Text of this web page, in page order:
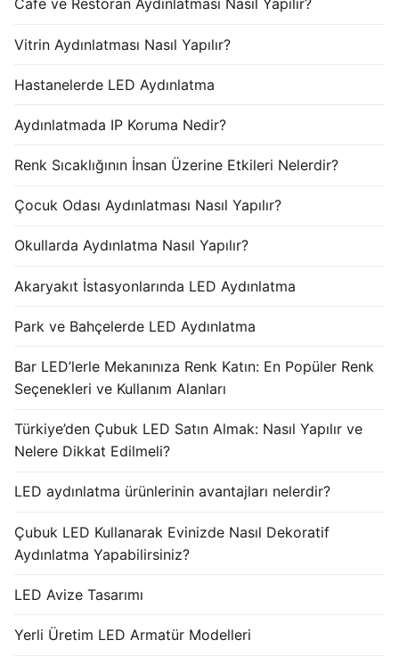
Cafe ve Restoran Aydınlatması Nasıl Yapılır?
Vitrin Aydınlatması Nasıl Yapılır?
Hastanelerde LED Aydınlatma
Aydınlatmada IP Koruma Nedir?
Renk Sıcaklığının İnsan Üzerine Etkileri Nelerdir?
Çocuk Odası Aydınlatması Nasıl Yapılır?
Okullarda Aydınlatma Nasıl Yapılır?
Akaryakıt İstasyonlarında LED Aydınlatma
Park ve Bahçelerde LED Aydınlatma
Bar LED’lerle Mekanınıza Renk Katın: En Popüler Renk
Seçenekleri ve Kullanım Alanları
Türkiye’den Çubuk LED Satın Almak: Nasıl Yapılır ve
Nelere Dikkat Edilmeli?
LED aydınlatma ürünlerinin avantajları nelerdir?
Çubuk LED Kullanarak Evinizde Nasıl Dekoratif
Aydınlatma Yapabilirsiniz?
LED Avize Tasarımı
Yerli Üretim LED Armatür Modelleri